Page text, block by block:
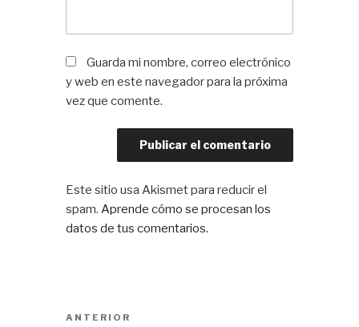
Guarda mi nombre, correo electrónico
y web en este navegador para la próxima
vez que comente.
Este sitio usa Akismet para reducir el
spam.Aprende cómo se procesan los
datos de tus comentarios.
Entrada
ANTERIOR